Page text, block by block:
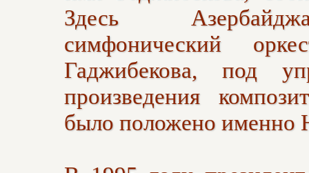
Здесь
симфонический
Гаджибекова, под
произведения
было положено именно